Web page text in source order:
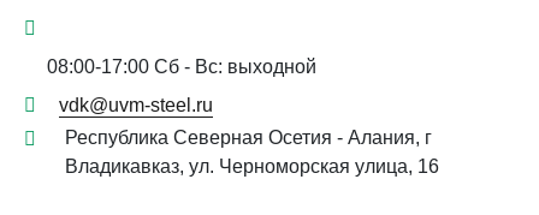
08:00-17:00 Сб - Вс: выходной
vdk@uvm-steel.ru
Республика Северная Осетия - Алания, г
Владикавказ, ул. Черноморская улица, 16